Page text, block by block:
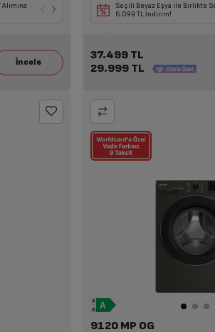
Seçili Beyaz Eşya veya TV ile Birlikte
ya da Süpürge Alımına 14.109 TL
Seçili Beyaz Eşya ile Birlikte
6.099 TL İndirim!
37.499 TL
29.999 TL
9120 MP OG